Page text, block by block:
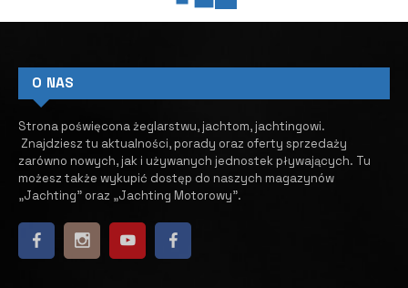
JACHTY ŻAGLOWE ODZNACZ
katamaran Aura 51
11 GRUDNIA, 2025